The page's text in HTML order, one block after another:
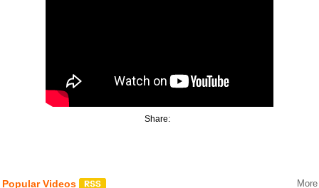
Share:
Popular Videos More